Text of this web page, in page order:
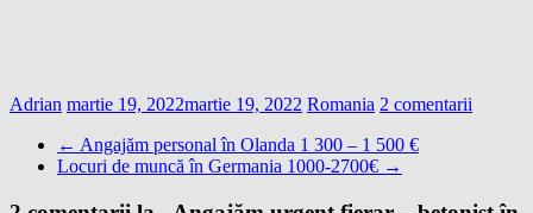
Adrian martie 19, 2022martie 19, 2022 Romania 2 comentarii
← Angajăm personal în Olanda 1 300 – 1 500 €
Locuri de muncă în Germania 1000-2700€ →